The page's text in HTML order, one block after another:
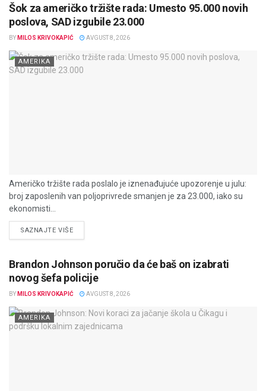
Šok za američko tržište rada: Umesto 95.000 novih
poslova, SAD izgubile 23.000
BY MILOS KRIVOKAPIĆ AVGUST 8, 2026
AMERIKA
Američko tržište rada poslalo je iznenađujuće upozorenje u julu:
broj zaposlenih van poljoprivrede smanjen je za 23.000, iako su
ekonomisti...
SAZNAJTE VIŠEDETAILS
Brandon Johnson poručio da će baš on izabrati
novog šefa policije
BY MILOS KRIVOKAPIĆ AVGUST 8, 2026
AMERIKA